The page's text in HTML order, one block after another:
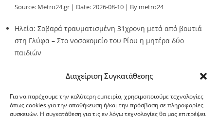
Διαχείριση Συγκατάθεσης
Για να παρέχουμε την καλύτερη εμπειρία, χρησιμοποιούμε τεχνολογίες
όπως cookies για την αποθήκευση ή/και την πρόσβαση σε πληροφορίες
συσκευών. Η συγκατάθεση για τις εν λόγω τεχνολογίες θα μας επιτρέψει
Source: Metro24.gr Date: 2026-08-10 By metro24
Ηλεία: Σοβαρά τραυματισμένη 31χρονη μετά από βουτιά
στη Γλύφα – Στο νοσοκομείο του Ρίου η μητέρα δύο
παιδιών